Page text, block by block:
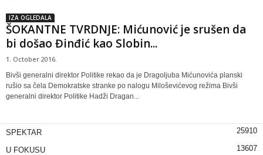
IZA OGLEDALA
ŠOKANTNE TVRDNJE: Mićunović je srušen da
bi došao Đinđić kao Slobin...
1. October 2016.
Bivši generalni direktor Politike rekao da je Dragoljuba Mićunovića planski
rušio sa čela Demokratske stranke po nalogu Miloševićevog režima Bivši
generalni direktor Politike Hadži Dragan...
SPEKTAR 25910
U FOKUSU 13607